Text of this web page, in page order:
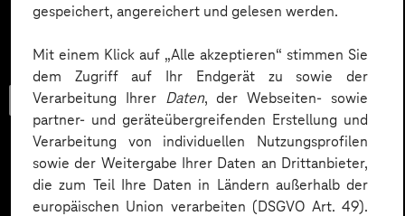
gespeichert, angereichert und gelesen werden.
Mit einem Klick auf „Alle akzeptieren“ stimmen Sie
dem Zugriff auf Ihr Endgerät zu sowie der
Verarbeitung Ihrer Daten, der Webseiten- sowie
partner- und geräteübergreifenden Erstellung und
Verarbeitung von individuellen Nutzungsprofilen
sowie der Weitergabe Ihrer Daten an Drittanbieter,
die zum Teil Ihre Daten in Ländern außerhalb der
europäischen Union verarbeiten (DSGVO Art. 49).
Checkliste
Datenschutz in KI-Projekten